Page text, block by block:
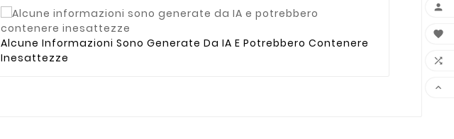
Alcune Informazioni Sono Generate Da IA E Potrebbero Contenere
Inesattezze



